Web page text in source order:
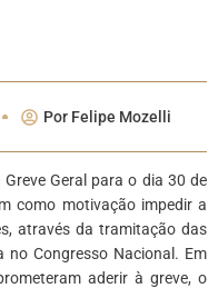
Por Felipe Mozelli
Geral para o dia 30 de
como motivação impedir a
através da tramitação das
no Congresso Nacional. Em
aderir à greve, o